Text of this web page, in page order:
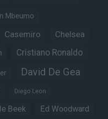
Mbeumo
Casemiro Chelsea
Cristiano Ronaldo
David De Gea
Diego Leon
Beek Ed Woodward